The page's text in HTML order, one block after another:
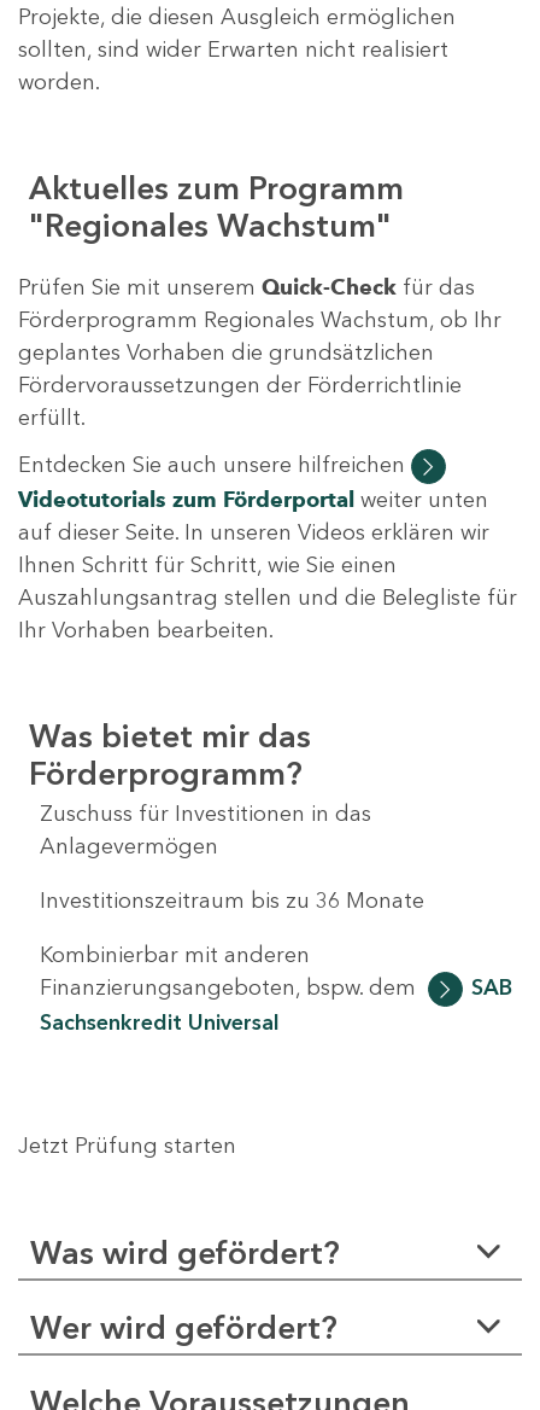
Projekte, die diesen Ausgleich ermöglichen
sollten, sind wider Erwarten nicht realisiert
worden.
Aktuelles zum Programm
"Regionales Wachstum"
Prüfen Sie mit unserem Quick-Check für das
Förderprogramm Regionales Wachstum, ob Ihr
geplantes Vorhaben die grundsätzlichen
Fördervoraussetzungen der Förderrichtlinie
erfüllt.
Entdecken Sie auch unsere hilfreichen
Videotutorials zum Förderportal weiter unten
auf dieser Seite. In unseren Videos erklären wir
Ihnen Schritt für Schritt, wie Sie einen
Auszahlungsantrag stellen und die Belegliste für
Ihr Vorhaben bearbeiten.
Was bietet mir das
Förderprogramm?
Zuschuss für Investitionen in das
Anlagevermögen
Investitionszeitraum bis zu 36 Monate
Kombinierbar mit anderen
Finanzierungsangeboten, bspw. dem
SAB
Sachsenkredit Universal
Jetzt Prüfung starten
Was wird gefördert?
Wer wird gefördert?
Welche Voraussetzungen